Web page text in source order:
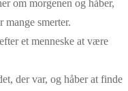
om morgenen og håber,
smerter.
et menneske at være
der var, og håber at finde